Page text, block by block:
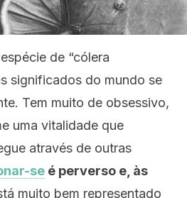
de “cólera
significados do mundo se
Tem muito de obsessivo,
uma vitalidade que
através de outras
se é perverso e, às
muito bem representado